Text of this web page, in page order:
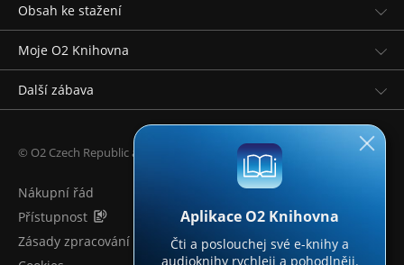
Obsah ke stažení
Moje O2 Knihovna
Další zábava
© O2 Czech Republic a.s.
Nákupní řád
Přístupnost
Zásady zpracování osobních údajů
Aplikace O2 Knihovna
Čti a poslouchej své e-knihy a
audioknihy rychleji a pohodlněji.